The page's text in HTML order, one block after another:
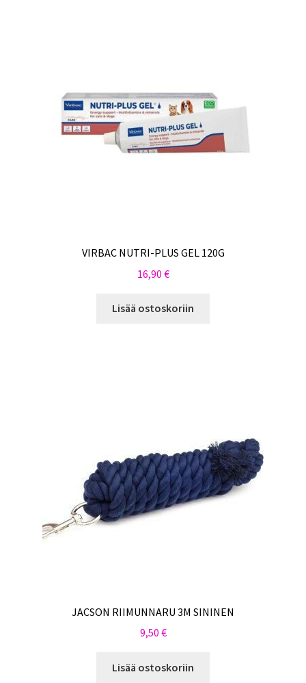
VIRBAC NUTRI-PLUS GEL 120G
16,90 €
Lisää ostoskoriin
JACSON RIIMUNNARU 3M SININEN
9,50 €
Lisää ostoskoriin